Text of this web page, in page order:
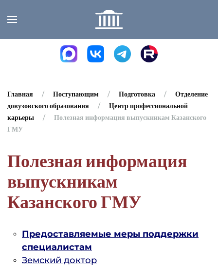
Skip to main content
Главная Поступающим Подготовка
Отделение
довузовского образования
Центр профессиональной
карьеры
Полезная информация выпускникам Казанского
ГМУ
Полезная информация
выпускникам
Казанского ГМУ
Предоставляемые меры поддержки
специалистам
Земский доктор